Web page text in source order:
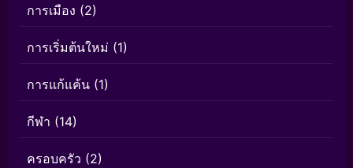
การเมือง (2)
การเริ่มต้นใหม่ (1)
การแก้แค้น (1)
กีฬา (14)
ครอบครัว (2)